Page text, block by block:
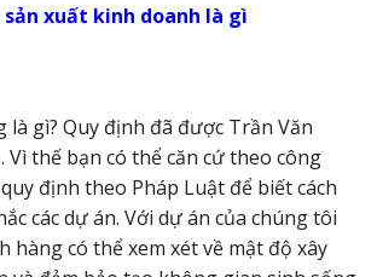
xuất kinh doanh là gì
là gì? Quy định đã được Trần Văn
Vì thế bạn có thể căn cứ theo công
định theo Pháp Luật để biết cách
các dự án. Với dự án của chúng tôi
hàng có thể xem xét về mật độ xây